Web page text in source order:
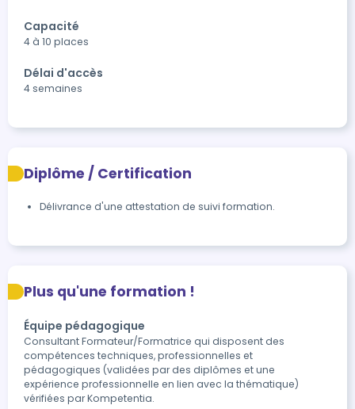
Capacité
4 à 10 places
Délai d'accès
4 semaines
Diplôme / Certification
Délivrance d'une attestation de suivi formation.
Plus qu'une formation !
Équipe pédagogique
Consultant Formateur/Formatrice qui disposent des
compétences techniques, professionnelles et
pédagogiques (validées par des diplômes et une
expérience professionnelle en lien avec la thématique)
vérifiées par Kompetentia.